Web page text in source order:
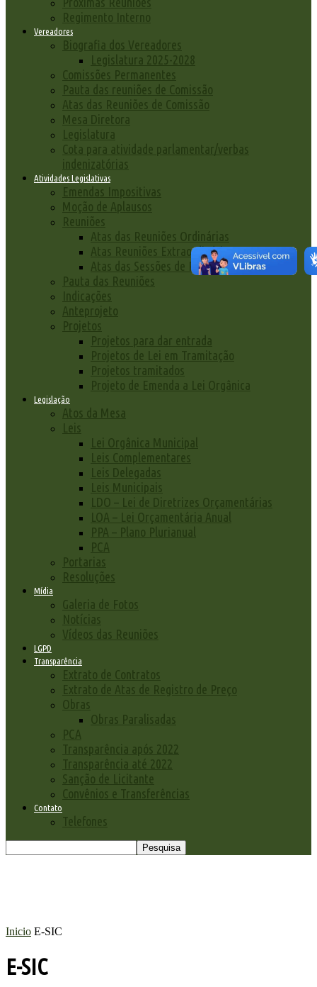
Regimento Interno
Vereadores
Biografia dos Vereadores
Legislatura 2025-2028
Comissões Permanentes
Pauta das reuniões de Comissão
Atas das Reuniões de Comissão
Mesa Diretora
Legislatura
Cota para atividade parlamentar/verbas
indenizatórias
Atividades Legislativas
Emendas Impositivas
Moção de Aplausos
Reuniões
Atas das Reuniões Ordinárias
Atas Reuniões Extraordinárias
Atas das Sessões de Posse
Pauta das Reuniões
Indicações
Anteprojeto
Projetos
Projetos para dar entrada
Projetos de Lei em Tramitação
Projetos tramitados
Projeto de Emenda a Lei Orgânica
Legislação
Atos da Mesa
Leis
Lei Orgânica Municipal
Leis Complementares
Leis Delegadas
Leis Municipais
LDO – Lei de Diretrizes Orçamentárias
LOA – Lei Orçamentária Anual
PPA – Plano Plurianual
PCA
Portarias
Resoluções
Mídia
Galeria de Fotos
Notícias
Vídeos das Reuniões
LGPD
Transparência
Extrato de Contratos
Extrato de Atas de Registro de Preço
Obras
Obras Paralisadas
PCA
Transparência após 2022
Transparência até 2022
Sanção de Licitante
Convênios e Transferências
Contato
Telefones
Inicio E-SIC
E-SIC